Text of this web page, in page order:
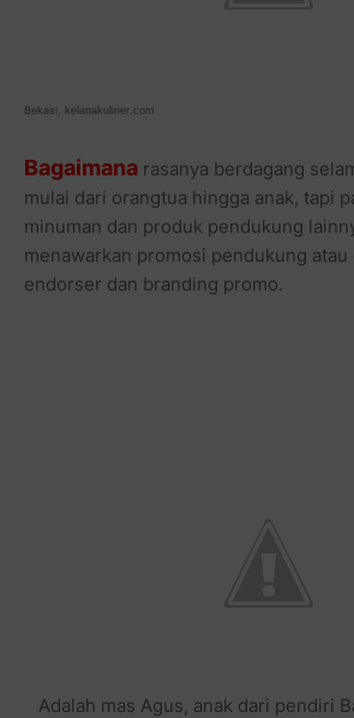
Bekasi, kelanakuliner.com
Bagaimana rasanya berdagang
mulai dari orangtua hingga anak, tapi
minuman dan produk pendukung
menawarkan promosi pendukung
endorser dan branding promo.
Adalah mas Agus, anak dari pendiri